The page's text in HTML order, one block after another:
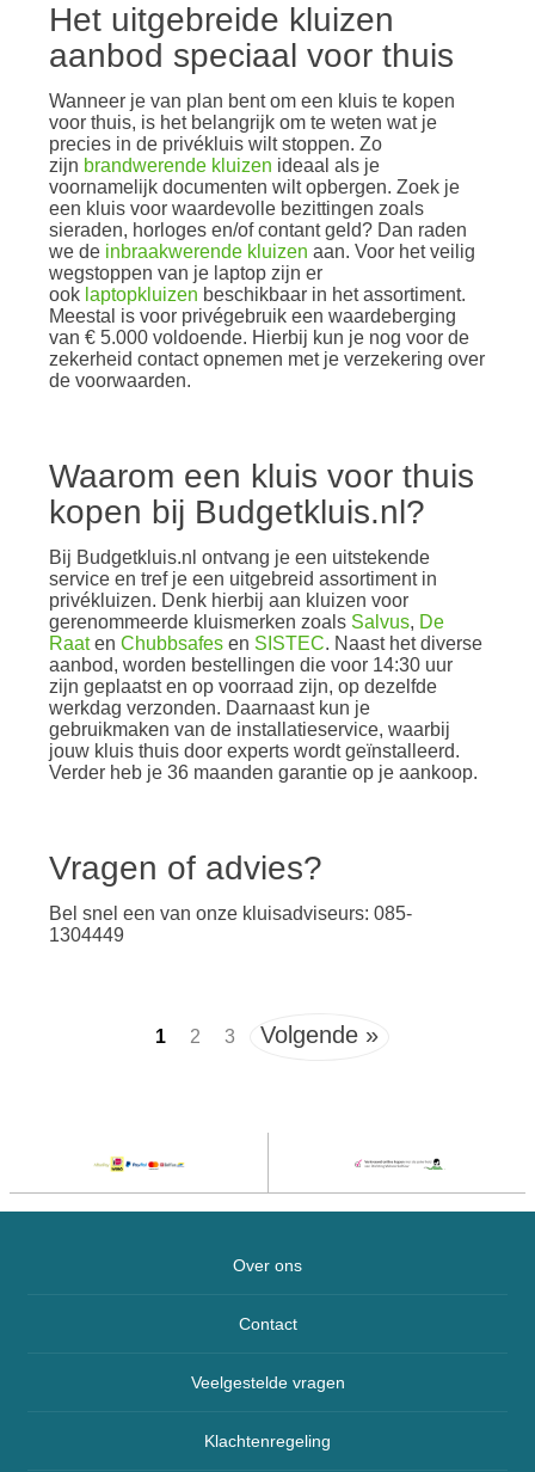
Het uitgebreide kluizen
aanbod speciaal voor thuis
Wanneer je van plan bent om een kluis te kopen
voor thuis, is het belangrijk om te weten wat je
precies in de privékluis wilt stoppen. Zo
zijn brandwerende kluizen ideaal als je
voornamelijk documenten wilt opbergen. Zoek je
een kluis voor waardevolle bezittingen zoals
sieraden, horloges en/of contant geld? Dan raden
we de inbraakwerende kluizen aan. Voor het veilig
wegstoppen van je laptop zijn er
ook laptopkluizen beschikbaar in het assortiment.
Meestal is voor privégebruik een waardeberging
van € 5.000 voldoende. Hierbij kun je nog voor de
zekerheid contact opnemen met je verzekering over
de voorwaarden.
Waarom een kluis voor thuis
kopen bij Budgetkluis.nl?
Bij Budgetkluis.nl ontvang je een uitstekende
service en tref je een uitgebreid assortiment in
privékluizen. Denk hierbij aan kluizen voor
gerenommeerde kluismerken zoals Salvus, De
Raat en Chubbsafes en SISTEC. Naast het diverse
aanbod, worden bestellingen die voor 14:30 uur
zijn geplaatst en op voorraad zijn, op dezelfde
werkdag verzonden. Daarnaast kun je
gebruikmaken van de installatieservice, waarbij
jouw kluis thuis door experts wordt geïnstalleerd.
Verder heb je 36 maanden garantie op je aankoop.
Vragen of advies?
Bel snel een van onze kluisadviseurs: 085-
1304449
1 2 3 Volgende »
Over ons
Contact
Veelgestelde vragen
Klachtenregeling